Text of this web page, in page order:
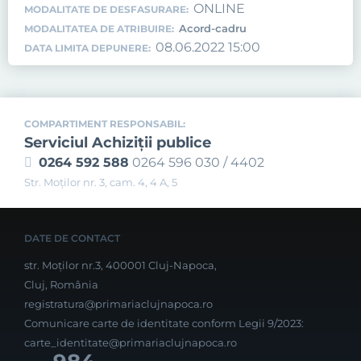
MODALITATE DE DESFASURARE: ONLINE
MODALITATEA DE ATRIBUIRE: Acord-cadru
DATA LIMITA DEPUNERE: 08.06.2022 15:00
COMPARTIMENT RESPONSABIL:
Serviciul Achiziţii publice
0264 592 588 0264 596 030 / 4402
Str. Moţilor nr. 3, cam. 4, 4 A, 5
DATE DE CONTACT
str. Moților nr.3, 400001 Cluj-Napoca,
Cluj, România
registratura@primariaclujnapoca.ro
Comunicare carte de identitate conform Legii 9/2023:
carte_identitate@primariaclujnapoca.ro